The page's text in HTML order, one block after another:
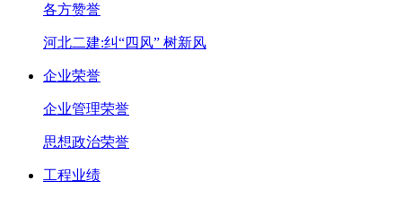
各方赞誉
河北二建:纠“四风” 树新风
企业荣誉
企业管理荣誉
思想政治荣誉
工程业绩